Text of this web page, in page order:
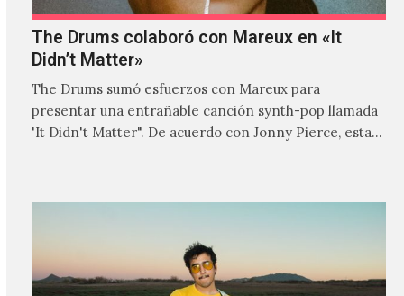
The Drums colaboró con Mareux en «It
Didn’t Matter»
The Drums sumó esfuerzos con Mareux para
presentar una entrañable canción synth-pop llamada
'It Didn't Matter". De acuerdo con Jonny Pierce, esta